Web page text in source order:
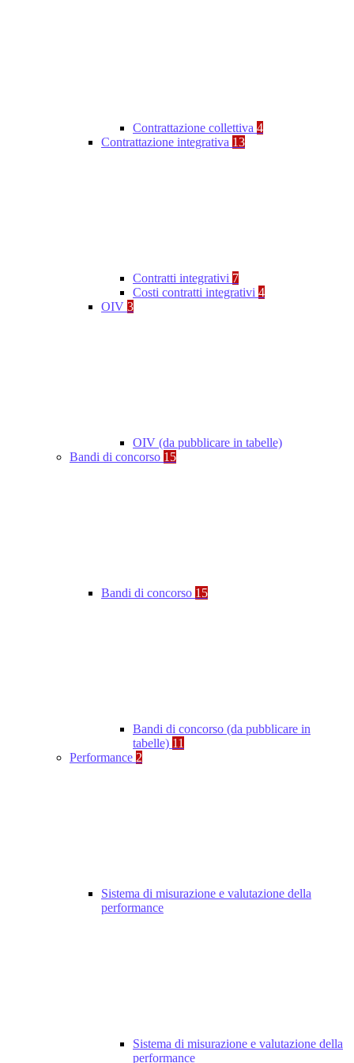
Contrattazione collettiva 4
Contrattazione integrativa 13
Contratti integrativi 7
Costi contratti integrativi 4
OIV 3
OIV (da pubblicare in tabelle)
Bandi di concorso 15
Bandi di concorso 15
Bandi di concorso (da pubblicare in
tabelle) 11
Performance 2
Sistema di misurazione e valutazione della
performance
Sistema di misurazione e valutazione della
performance